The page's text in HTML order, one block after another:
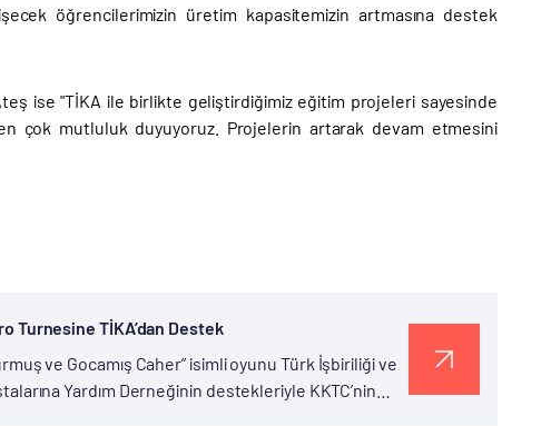
öğrencilerimizin üretim kapasitemizin artmasına destek
ise "TİKA ile birlikte geliştirdiğimiz eğitim projeleri sayesinde
çok mutluluk duyuyoruz. Projelerin artarak devam etmesini
Turnesine TİKA’dan Destek
ve Gocamış Caher” isimli oyunu Türk İşbiriliği ve
Yardım Derneğinin destekleriyle KKTC’nin